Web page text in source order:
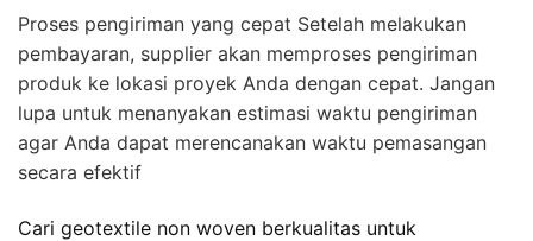
Proses pengiriman yang cepat Setelah melakukan
pembayaran, supplier akan memproses pengiriman
produk ke lokasi proyek Anda dengan cepat. Jangan
lupa untuk menanyakan estimasi waktu pengiriman
agar Anda dapat merencanakan waktu pemasangan
secara efektif
Cari geotextile non woven berkualitas untuk